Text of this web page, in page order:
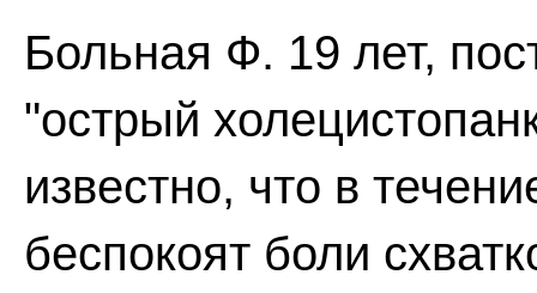
Больная Ф. 19 лет,
"острый
известно, что в
беспокоят боли